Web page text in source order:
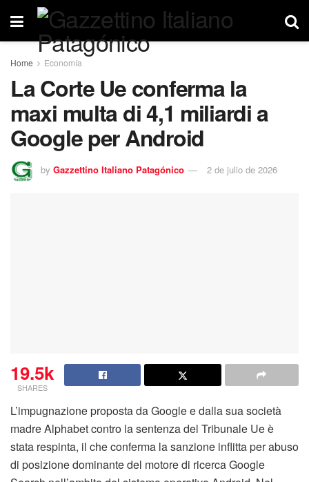
Home Economía
La Corte Ue conferma la
maxi multa di 4,1 miliardi a
Google per Android
by Gazzettino Italiano Patagónico 2 de julio de 2026
19.5k
SHARES
L’impugnazione proposta da Google e dalla sua società
madre Alphabet contro la sentenza del Tribunale Ue è
stata respinta, il che conferma la sanzione inflitta per abuso
di posizione dominante del motore di ricerca Google